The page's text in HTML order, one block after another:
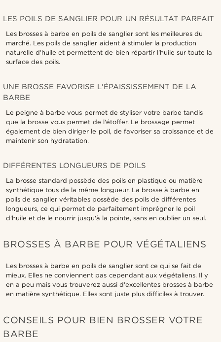
LES POILS DE SANGLIER POUR UN RÉSULTAT PARFAIT
Les brosses à barbe en poils de sanglier sont les meilleures du
marché. Les poils de sanglier aident à stimuler la production
naturelle d'huile et permettent de bien répartir l'huile sur toute la
surface des poils.
UNE BROSSE FAVORISE L'ÉPAISSISSEMENT DE LA
BARBE
Le peigne à barbe vous permet de styliser votre barbe tandis
que la brosse vous permet de l'étoffer. Le brossage permet
également de bien diriger le poil, de favoriser sa croissance et de
maintenir son hydratation.
DIFFÉRENTES LONGUEURS DE POILS
La brosse standard possède des poils en plastique ou matière
synthétique tous de la même longueur. La brosse à barbe en
poils de sanglier véritables possède des poils de différentes
longueurs, ce qui permet de parfaitement imprégner le poil
d'huile et de le nourrir jusqu'à la pointe, sans en oublier un seul.
BROSSES À BARBE POUR VÉGÉTALIENS
Les brosses à barbe en poils de sanglier sont ce qui se fait de
mieux. Elles ne conviennent pas cependant aux végétaliens. Il y
en a peu mais vous trouverez aussi d'excellentes brosses à barbe
en matière synthétique. Elles sont juste plus difficiles à trouver.
CONSEILS POUR BIEN BROSSER VOTRE
BARBE